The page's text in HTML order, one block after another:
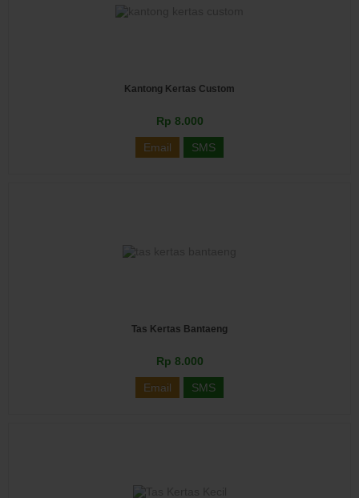
Kantong Kertas Custom
Rp 8.000
Email SMS
Tas Kertas Bantaeng
Rp 8.000
Email SMS